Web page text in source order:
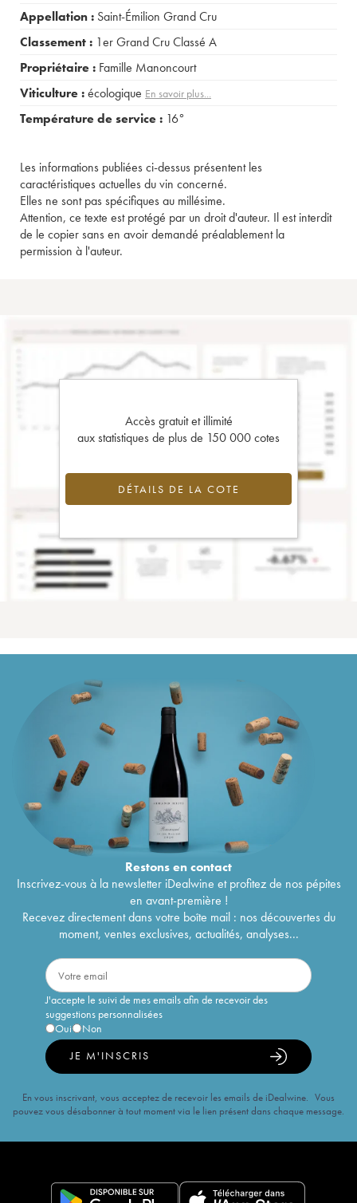
Appellation : Saint-Émilion Grand Cru
Classement : 1er Grand Cru Classé A
Propriétaire : Famille Manoncourt
Viticulture :écologique En savoir plus...
Température de service : 16°
Les informations publiées ci-dessus présentent les
caractéristiques actuelles du vin concerné.
Elles ne sont pas spécifiques au millésime.
Attention, ce texte est protégé par un droit d'auteur. Il est interdit
de le copier sans en avoir demandé préalablement la
permission à l'auteur.
Accès gratuit et illimité
aux statistiques de plus de 150 000 cotes
DÉTAILS DE LA COTE
Restons encontact
Inscrivez-vous à la newsletter iDealwine et profitez de nos pépites
en avant-première !
Recevez directement dans votre boîte mail : nos découvertes du
moment, ventes exclusives, actualités, analyses...
J'accepte le suivi de mes emails afin de recevoir des
suggestions personnalisées
Oui
Non
JE M'INSCRIS
En vous inscrivant, vous acceptez de recevoir les emails de iDealwine. Vous
pouvez vous désabonner à tout moment via le lien présent dans chaque message.